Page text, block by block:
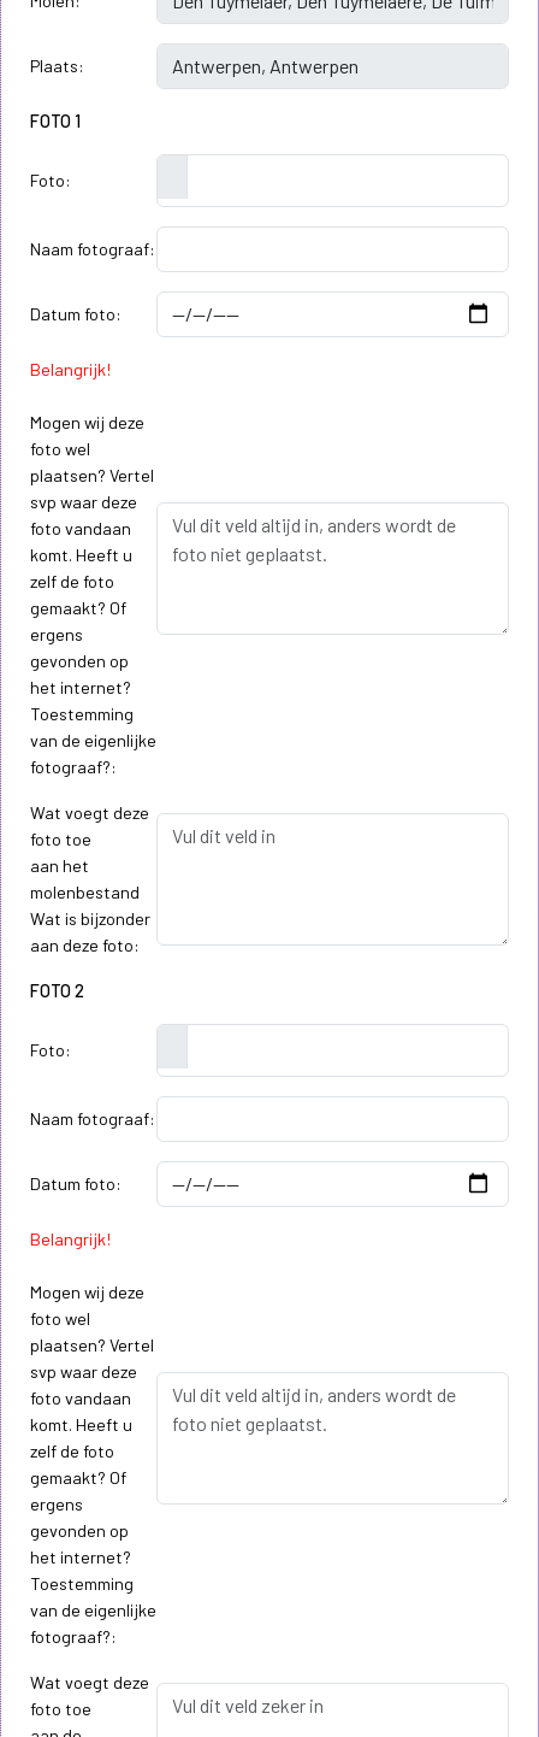
Plaats:
FOTO 1
Foto:
Naam fotograaf:
Datum foto:
Belangrijk!
Mogen wij deze
foto wel
plaatsen? Vertel
svp waar deze
foto vandaan
komt. Heeft u
zelf de foto
gemaakt? Of
ergens
gevonden op
het internet?
Toestemming
van de eigenlijke
fotograaf?:
Wat voegt deze
foto toe
aan het
molenbestand
Wat is bijzonder
aan deze foto:
FOTO 2
Foto:
Naam fotograaf:
Datum foto:
Belangrijk!
Mogen wij deze
foto wel
plaatsen? Vertel
svp waar deze
foto vandaan
komt. Heeft u
zelf de foto
gemaakt? Of
ergens
gevonden op
het internet?
Toestemming
van de eigenlijke
fotograaf?:
Wat voegt deze
foto toe